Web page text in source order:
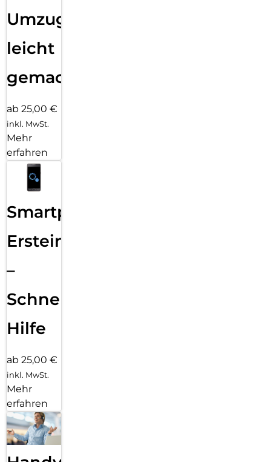
Umzug
leicht
gemacht!
ab 25,00 €
inkl. MwSt.
Mehr
erfahren
Smartphone
Ersteinrichtung
–
Schnelle
Hilfe
ab 25,00 €
inkl. MwSt.
Mehr
erfahren